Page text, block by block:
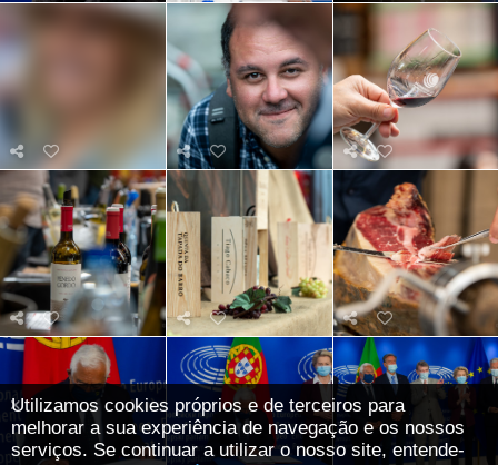
Utilizamos cookies próprios e de terceiros para
melhorar a sua experiência de navegação e os nossos
serviços. Se continuar a utilizar o nosso site, entende-